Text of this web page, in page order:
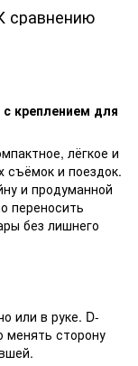
сравнению
креплением для
лёгкое и
съёмок и поездок.
и продуманной
переносить
без лишнего
или в руке. D-
менять сторону